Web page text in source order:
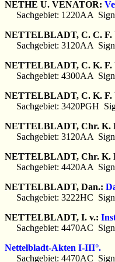
NETHE U. VENATOR:
Sachgebiet: 1220AA
NETTELBLADT, C. C. F.
Sachgebiet: 3120AA
NETTELBLADT, C. K. F.
Sachgebiet: 4300AA
NETTELBLADT, C. K. F.
Sachgebiet: 3420PGH
NETTELBLADT, Chr. K.
Sachgebiet: 3120AA
NETTELBLADT, Chr. K.
Sachgebiet: 4420AA
NETTELBLADT, Dan.:
Sachgebiet: 3222HC
NETTELBLADT, I. v.:
Sachgebiet: 4470AC
Nettelbladt-Akten I-III°.
Sachgebiet: 4470AC